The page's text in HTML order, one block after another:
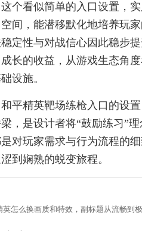
这个看似简单的入口设置，
间，能潜移默化地培养玩
定性与对战信心因此稳步
长的收益，从游戏生态角
设施。
和平精英靶场练枪入口的设
，是设计者将“鼓励练习”
对玩家需求与行为流程的
到娴熟的蜕变旅程。
英怎么换画质和特效，副标题从流畅到